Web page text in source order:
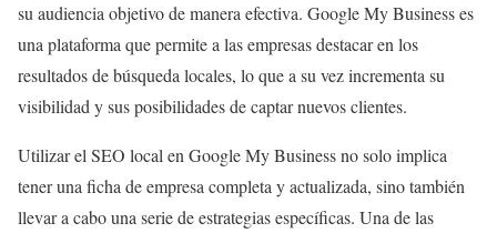
su audiencia objetivo de manera efectiva. Google My Business es
una plataforma que permite a las empresas destacar en los
resultados de búsqueda locales, lo que a su vez incrementa su
visibilidad y sus posibilidades de captar nuevos clientes.
Utilizar el SEO local en Google My Business no solo implica
tener una ficha de empresa completa y actualizada, sino también
llevar a cabo una serie de estrategias específicas. Una de las